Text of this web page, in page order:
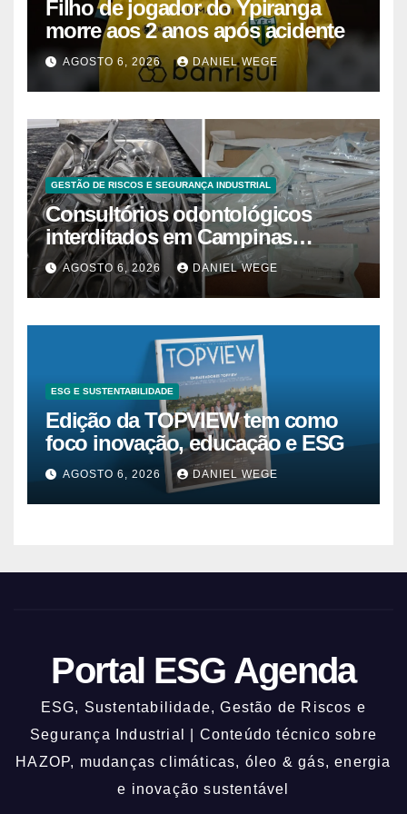
Filho de jogador do Ypiranga
morre aos 2 anos após acidente
AGOSTO 6, 2026 DANIEL WEGE
GESTÃO DE RISCOS E SEGURANÇA INDUSTRIAL
Consultórios odontológicos
interditados em Campinas
superam 2025
AGOSTO 6, 2026 DANIEL WEGE
ESG E SUSTENTABILIDADE
Edição da TOPVIEW tem como
foco inovação, educação e ESG
AGOSTO 6, 2026 DANIEL WEGE
Portal ESG Agenda
ESG, Sustentabilidade, Gestão de Riscos e
Segurança Industrial | Conteúdo técnico sobre
HAZOP, mudanças climáticas, óleo & gás, energia
e inovação sustentável